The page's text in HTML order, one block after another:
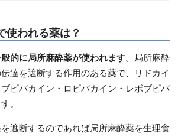
使われる薬は？
的に局所麻酔薬が使われます。局所麻酔
達を遮断する作用のある薬で、リドカイ
ピバカイン・ロピバカイン・レボブピバ
。
遮断するのであれば局所麻酔薬を生理食